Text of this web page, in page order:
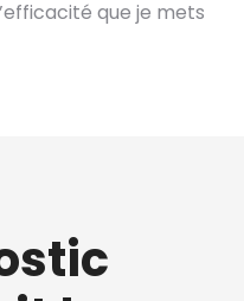
que je mets